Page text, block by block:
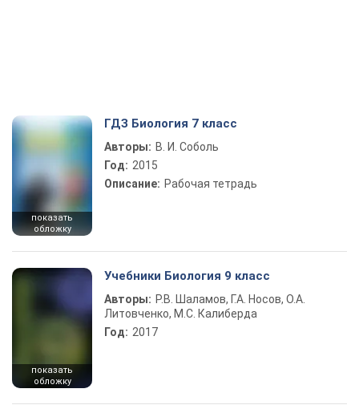
показать
обложку
ГДЗ Биология 7 класс
Авторы: В. И. Соболь
Год: 2015
Описание: Рабочая тетрадь
показать
обложку
Учебники Биология 9 класс
Авторы: Р.В. Шаламов, Г.А. Носов, О.А.
Литовченко, М.С. Калиберда
Год: 2017